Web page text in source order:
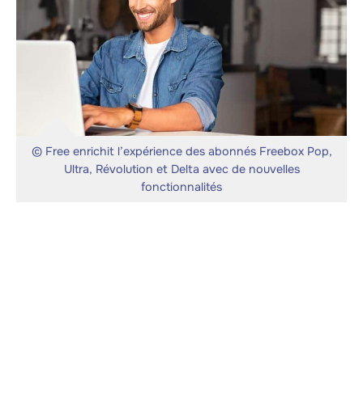
© Free enrichit l’expérience des abonnés Freebox Pop,
Ultra, Révolution et Delta avec de nouvelles
fonctionnalités